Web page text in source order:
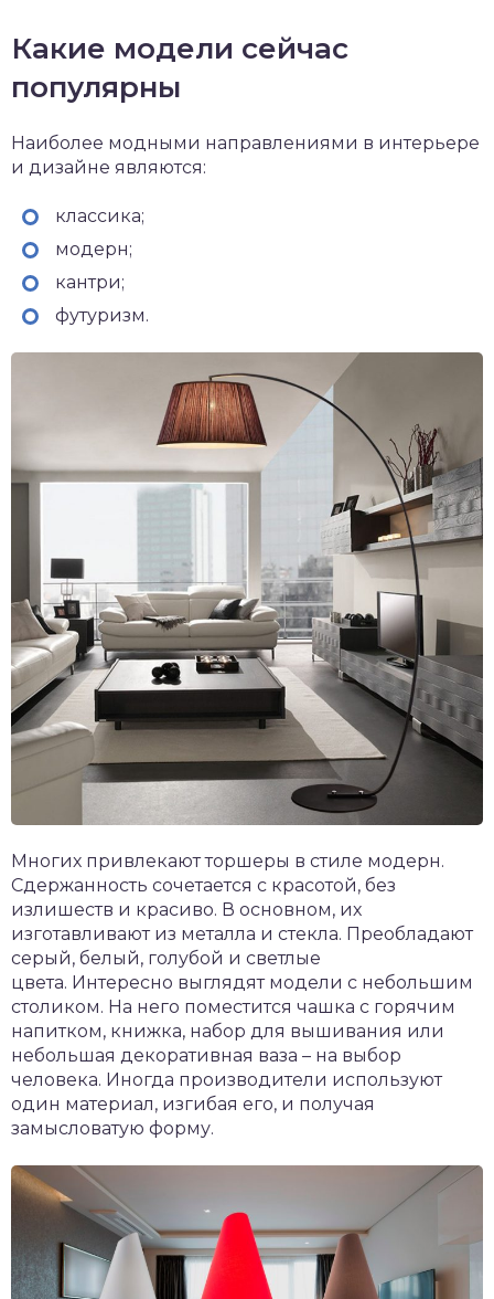
Какие модели сейчас
популярны
Наиболее модными направлениями в интерьере
и дизайне являются:
классика;
модерн;
кантри;
футуризм.
Многих привлекают торшеры в стиле модерн.
Сдержанность сочетается с красотой, без
излишеств и красиво. В основном, их
изготавливают из металла и стекла. Преобладают
серый, белый, голубой и светлые
цвета. Интересно выглядят модели с небольшим
столиком. На него поместится чашка с горячим
напитком, книжка, набор для вышивания или
небольшая декоративная ваза – на выбор
человека. Иногда производители используют
один материал, изгибая его, и получая
замысловатую форму.